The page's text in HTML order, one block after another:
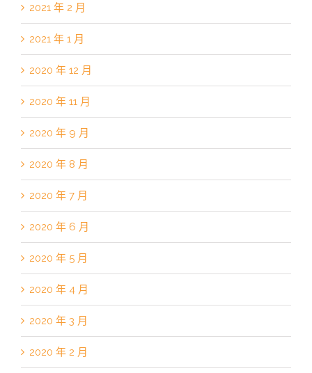
2021 年 2 月
2021 年 1 月
2020 年 12 月
2020 年 11 月
2020 年 9 月
2020 年 8 月
2020 年 7 月
2020 年 6 月
2020 年 5 月
2020 年 4 月
2020 年 3 月
2020 年 2 月